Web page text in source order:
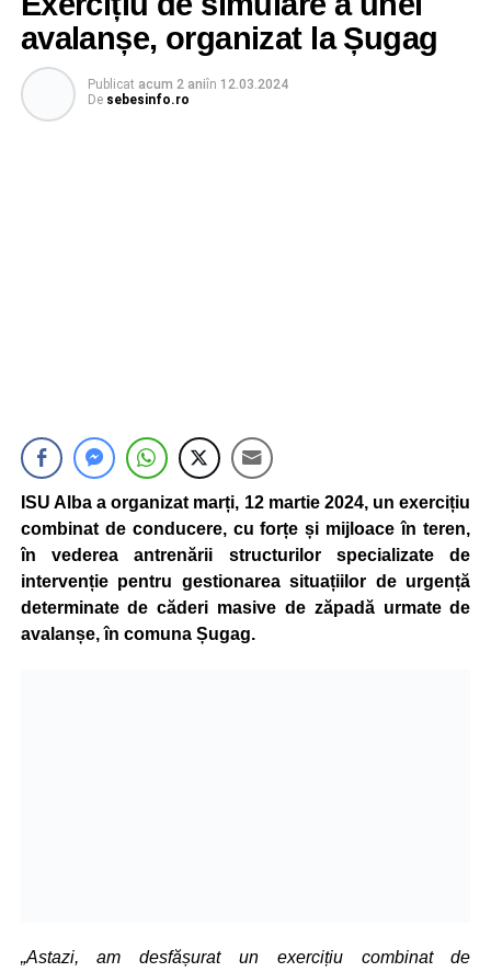
avalanșe, organizat la Șugag
Publicat acum 2 aniîn 12.03.2024
De sebesinfo.ro
ISU Alba a organizat marți, 12 martie 2024, un exercițiu
combinat de conducere, cu forțe și mijloace în teren,
în vederea antrenării structurilor specializate de
intervenție pentru gestionarea situațiilor de urgență
determinate de căderi masive de zăpadă urmate de
avalanșe, în comuna Șugag.
„Astazi, am desfășurat un exercițiu combinat de